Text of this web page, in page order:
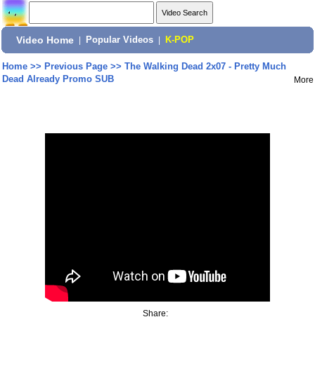
Video Home Popular Videos K-POP
Home>> Previous Page>> The Walking Dead 2x07 - Pretty Much
Dead Already Promo SUB
More
Share: